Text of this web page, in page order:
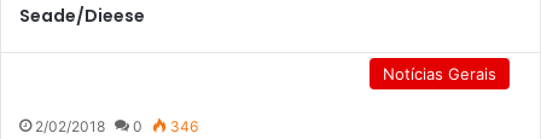
Seade/Dieese
Notícias Gerais
2/02/2018 0 346